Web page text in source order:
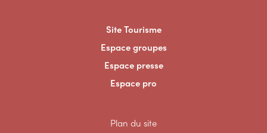
Site Tourisme
Espace groupes
Espace presse
Espace pro
Plan du site